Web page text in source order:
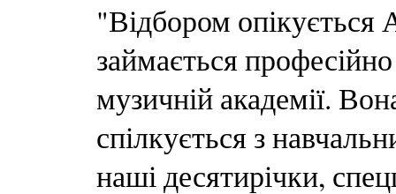
"Відбором
займається
музичній академії.
спілкується з
наші десятирічки,